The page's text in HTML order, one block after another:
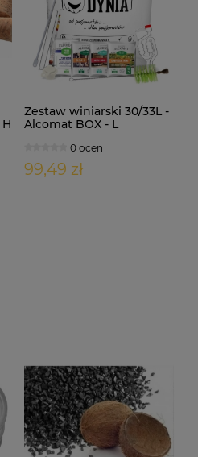
Zestaw winiarski 30/33L -
Alcomat BOX - L
0 ocen
99,49 zł